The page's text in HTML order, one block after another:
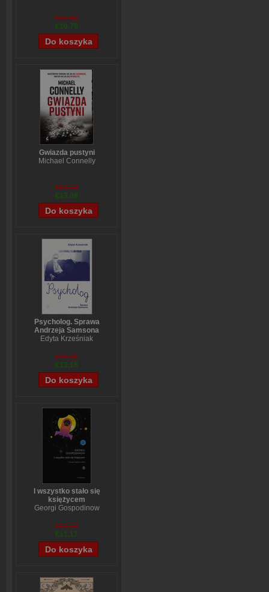
€13,43
€10,79
Gwiazda pustyni
Michael Connelly
€13,90
€13,08
Psycholog. Sprawa
Andrzeja Samsona
Edyta Krześniak
€16,41
€13,18
I wszystko stało się
księżycem
Georgi Gospodinow
€13,90
€11,17